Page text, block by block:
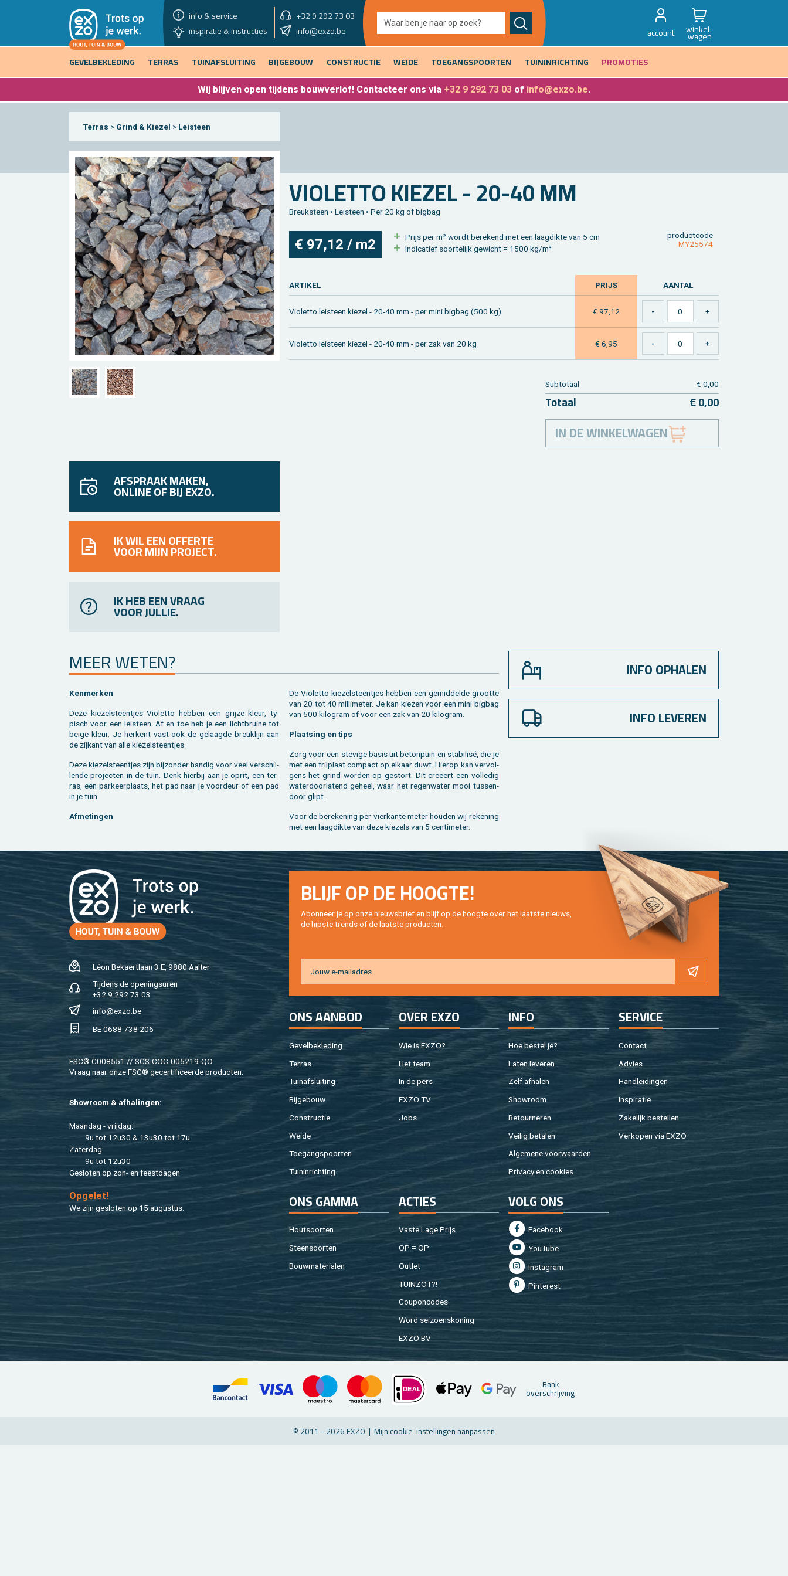
info & service +32 9 292 73 03
showroom morgen
inspiratie & instructies
info@exzo.be 9u - 12u30 & 13u30 - 17u account winkel-
wagen
GEVELBEKLEDING
TERRAS TUINAFSLUITING BIJGEBOUW CONSTRUCTIE WEIDE TOEGANGSPOORTEN TUININRICHTING PROMOTIES
Wij blijven open tijdens bouwverlof! Contacteer ons via +32 9 292 73 03 of info@exzo.be.
Terras > Grind & Kiezel > Leisteen
VI­O­LET­TO KIE­ZEL - 20-40 MM
Breuk­steen • Lei­steen • Per 20 kg of big­bag
€ 97,12 / m2
Prijs per m² wordt be­re­kend met een laag­dik­te van 5 cm
In­di­ca­tief soor­te­lijk ge­wicht = 1500 kg/m³
product­code
MY25574
AR­TI­KEL PRIJS AAN­TAL
Vi­o­let­to lei­steen kie­zel - 20-40 mm - per mini big­bag (500 kg) € 97,12
Vi­o­let­to lei­steen kie­zel - 20-40 mm - per zak van 20 kg € 6,95
Sub­to­taal € 0,00
To­taal € 0,00
IN DE WINKELWAGEN
AFSPRAAK MAKEN,
ONLINE OF BIJ EXZO.
IK WIL EEN OFFERTE
VOOR MIJN PROJECT.
IK HEB EEN VRAAG
VOOR JULLIE.
MEER WETEN?
Ken­mer­ken
Deze kie­zel­steen­tjes Vi­o­let­to heb­ben een grij­ze kleur, ty­
pisch voor een lei­steen. Af en toe heb je een licht­brui­ne tot
beige kleur. Je her­kent vast ook de ge­laag­de breuk­lijn aan
de zij­kant van alle kie­zel­steen­tjes.
Deze kie­zel­steen­tjes zijn bij­zon­der han­dig voor veel ver­schil­
len­de pro­jec­ten in de tuin. Denk hier­bij aan je oprit, een ter­
ras, een par­keer­plaats, het pad naar je voor­deur of een pad
in je tuin.
Af­me­tin­gen
De Vi­o­let­to kie­zel­steen­tjes heb­ben een ge­mid­del­de groot­te
van 20 tot 40 mil­li­me­ter. Je kan kie­zen voor een mini big­bag
van 500 ki­lo­gram of voor een zak van 20 ki­lo­gram.
Plaat­sing en tips
Zorg voor een ste­vi­ge basis uit be­ton­puin en sta­bi­lisé, die je
met een tril­plaat com­pact op el­kaar duwt. Hier­op kan ver­vol­
gens het grind wor­den op ge­stort. Dit creëert een vol­le­dig
wa­ter­door­la­tend ge­heel, waar het re­gen­wa­ter mooi tus­sen­
door glipt.
Voor de be­re­ke­ning per vier­kan­te meter hou­den wij re­ke­ning
met een laag­dik­te van deze kie­zels van 5 cen­ti­me­ter.
INFO OPHALEN
INFO LEVEREN
Léon Be­kaert­laan 3 E, 9880 Aal­ter
Tij­dens de ope­nings­uren
+32 9 292 73 03
info@​exzo.​be
BE 0688 738 206
FSC® C008551 // SCS-COC-005219-QO
Vraag naar onze FSC® ge­cer­ti­fi­ceer­de pro­duc­ten.
Show­room & af­ha­lin­gen:
Maan­dag - vrij­dag:
9u tot 12u30 & 13u30 tot 17u
Za­ter­dag:
9u tot 12u30
Ge­slo­ten op zon- en feest­da­gen
Op­ge­let!
We zijn ge­slo­ten op 15 au­gus­tus.
BLIJF OP DE HOOG­TE!
Abon­neer je op onze nieuws­brief en blijf op de hoog­te over het laat­ste nieuws,
de hip­s­te trends of de laat­ste pro­duc­ten.
ONS AAN­BOD
Ge­vel­be­kle­ding
Ter­ras
Tuin­af­slui­ting
Bij­ge­bouw
Con­struc­tie
Weide
Toe­gangs­poor­ten
Tuin­in­rich­ting
OVER EXZO
Wie is EXZO?
Het team
In de pers
EXZO TV
Jobs
INFO
Hoe be­stel je?
Laten le­ve­ren
Zelf af­ha­len
Show­room
Re­tour­ne­ren
Vei­lig be­ta­len
Al­ge­me­ne voor­waar­den
Pri­va­cy en coo­kies
SER­VI­CE
Con­tact
Ad­vies
Hand­lei­din­gen
In­spi­ra­tie
Za­ke­lijk be­stel­len
Ver­ko­pen via EXZO
ONS GAMMA
Hout­soor­ten
Steen­soor­ten
Bouw­ma­te­ri­a­len
AC­TIES
Vaste Lage Prijs
OP = OP
Out­let
TUIN­ZOT?!
Cou­pon­co­des
Word sei­zoens­ko­ning
EXZO BV
VOLG ONS
Fa­cebook
You­Tu­be
In­st­agram
Pin­te­rest
Bank
over­schrij­ving
© 2011 - 2026 EXZO | Mijn coo­kie-in­stel­lin­gen aan­pas­sen